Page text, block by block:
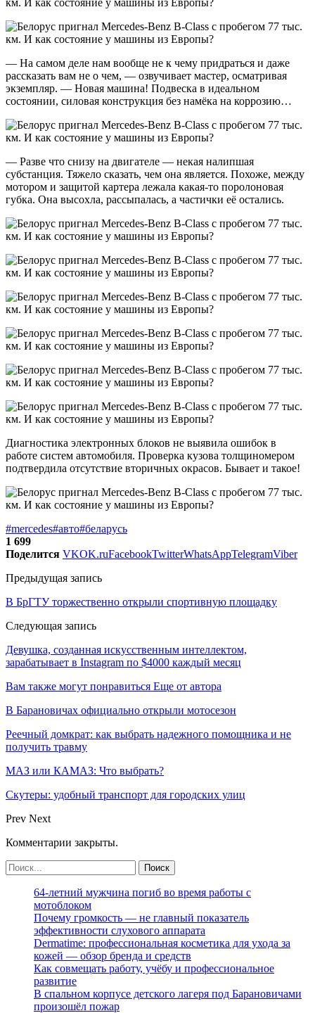
— На самом деле нам вообще не к чему придраться и даже
рассказать вам не о чем, — озвучивает мастер, осматривая
экземпляр. — Новая машина! Подвеска в идеальном
состоянии, силовая конструкция без намёка на коррозию…
— Разве что снизу на двигателе — некая налипшая
субстанция. Тяжело сказать, чем она является. Похоже, между
мотором и защитой картера лежала какая-то поролоновая
губка. Она высохла, рассыпалась, а частички её остались.
Диагностика электронных блоков не выявила ошибок в
работе систем автомобиля. Проверка кузова толщиномером
подтвердила отсутствие вторичных окрасов. Бывает и такое!
#mercedes#авто#беларусь
1 699
Поделится VKOK.ruFacebookTwitterWhatsAppTelegramViber
Предыдущая запись
В БрГТУ торжественно открыли спортивную площадку
Следующая запись
Девушка, созданная искусственным интеллектом,
зарабатывает в Instagram по $4000 каждый месяц
Вам также могут понравиться Еще от автора
В Барановичах официально открыли мотосезон
Реечный домкрат: как выбрать надежного помощника и не
получить травму
МАЗ или КАМАЗ: Что выбрать?
Скутеры: удобный транспорт для городских улиц
Prev Next
Комментарии закрыты.
64-летний мужчина погиб во время работы с
мотоблоком
Почему громкость — не главный показатель
эффективности слухового аппарата
Dermatime: профессиональная косметика для ухода за
кожей — обзор бренда и средств
Как совмещать работу, учёбу и профессиональное
развитие
В спальном корпусе детского лагеря под Барановичами
произошёл пожар